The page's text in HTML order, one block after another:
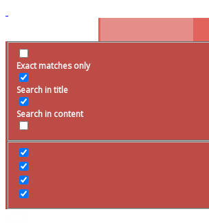
Exact matches only
Search in title
Search in content